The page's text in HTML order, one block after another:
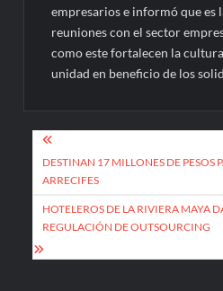
empresarios e informó que es
reuniones con el sector
como este fortalecen la
unidad en beneficio de los
Navegación
de
entradas
DESTINAN 17 MILLONES DE PESOS
ARRECIFES
HOTELEROS DE LA RIVIERA MAYA
REGULACIÓN DE OUTSOURCING